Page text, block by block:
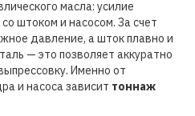
масла: усилие
штоком и насосом. За счет
давление, а шток плавно и
— это позволяет аккуратно
Именно от
и насоса зависит тоннаж